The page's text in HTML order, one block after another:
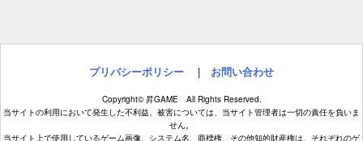
プリバシーポリシー | お問い合わせ
Copyright© 昇GAME All Rights Reserved.
当サイトの利用において発生した不利益、被害については、当サイト管理者は一切の責任を負いま
せん。
当サイト上で使用しているゲーム画像、システム名、商標権、その他知的財産権は、それぞれのゲ